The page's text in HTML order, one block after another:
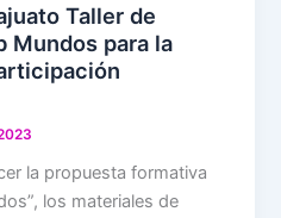
Taller de
Mundos para la
la propuesta formativa
los materiales de